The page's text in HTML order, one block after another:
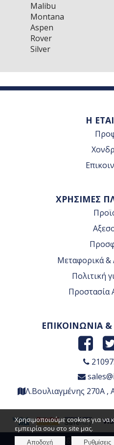
Malibu
Montana
Aspen
Rover
Silver
Η
ΧΡΗΣΙΜΕΣ
Μεταφορικά &
Πολιτική
Προστασία
ΕΠΙΚΟΙΝΩΝΙΑ &
Λ.Βουλιαγμένης 270Α ,
Copyright © 2026 ,
Χρησιμοποιούμε cookies για να
εμπειρία σου στο site μας.
Αποδοχή Ρυθμίσεις